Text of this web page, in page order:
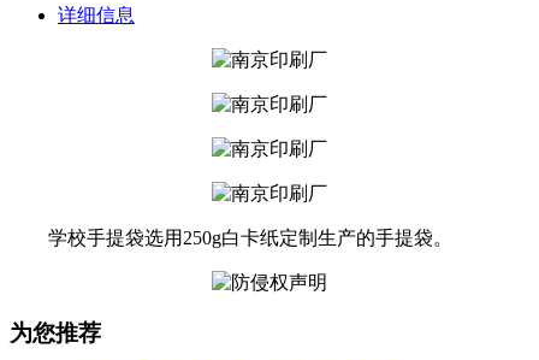
详细信息
学校手提袋选用250g白卡纸定制生产的手提袋。
为您推荐